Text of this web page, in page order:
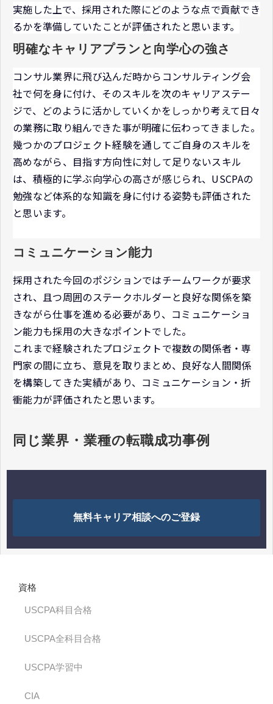
実施した上で、採用された際にどのような点で貢献でき
るかを準備していたことが評価されたと思います。
明確なキャリアプランと向学心の強さ
コンサル業界に飛び込んだ時からコンサルティング会
社で何を身に付け、そのスキルを次のキャリアステー
ジで、どのように活かしていくかをしっかり考えて日々
の業務に取り組んできた事が明確に伝わってきました。
幾つかのプロジェクト経験を通してご自身のスキルを
高めながら、目指す方向性に対して足りないスキル
は、積極的に学ぶ向学心の高さが感じられ、USCPAの
勉強など体系的な知識を身に付ける姿勢も評価された
と思います。
コミュニケーション能力
採用された今回のポジションではチームワークが要求
され、且つ周囲のステークホルダーと良好な関係を築
きながら仕事を進める必要があり、コミュニケーショ
ン能力も採用の大きなポイントでした。
これまで経験されたプロジェクトで複数の関係者・専
門家の間に立ち、意見を取りまとめ、良好な人間関係
を構築してきた実績があり、コミュニケーション・折
衝能力が評価されたと思います。
同じ業界・業種の転職成功事例
無料キャリア相談へのご登録
資格
USCPA科目合格
USCPA全科目合格
USCPA学習中
CIA